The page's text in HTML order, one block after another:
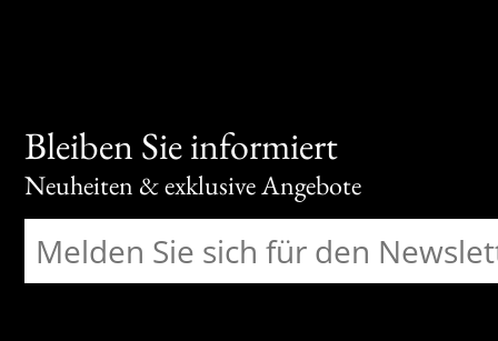
Bleiben Sie informiert
Neuheiten & exklusive Angebote